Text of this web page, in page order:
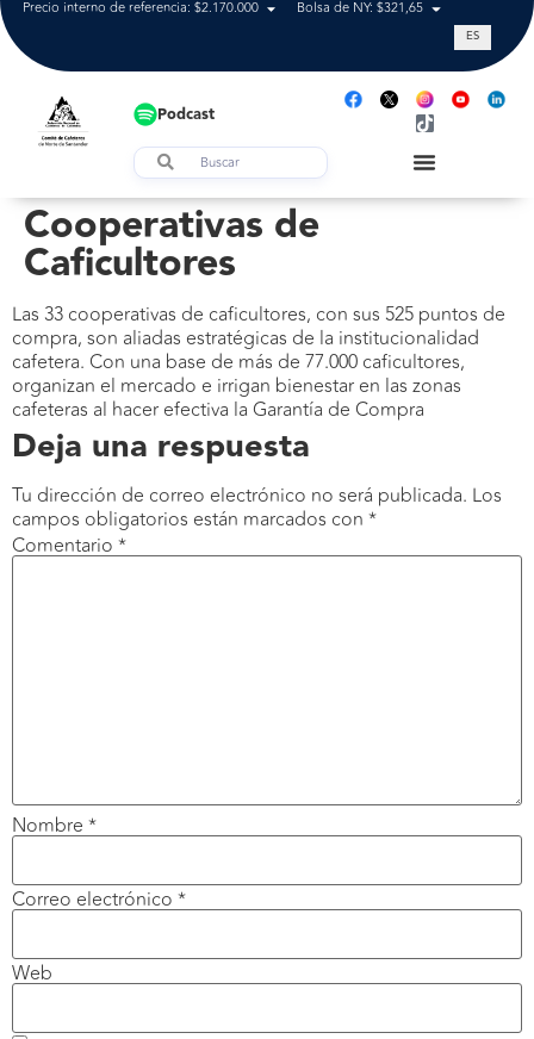
Precio interno de referencia: $2.170.000 Bolsa de NY: $321,65 Tasa de
ES
Podcast
Cooperativas de
Caficultores
Las 33 cooperativas de caficultores, con sus 525 puntos de
compra, son aliadas estratégicas de la institucionalidad
cafetera. Con una base de más de 77.000 caficultores,
organizan el mercado e irrigan bienestar en las zonas
cafeteras al hacer efectiva la Garantía de Compra
Deja una respuesta
Tu dirección de correo electrónico no será publicada. Los
campos obligatorios están marcados con *
Comentario *
Nombre *
Correo electrónico *
Web